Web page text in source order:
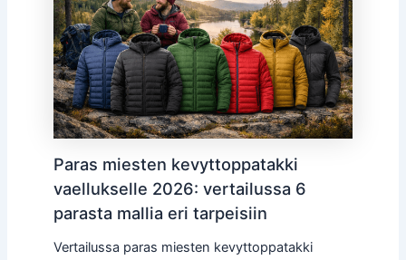
Paras miesten kevyttoppatakki
vaellukselle 2026: vertailussa 6
parasta mallia eri tarpeisiin
Vertailussa paras miesten kevyttoppatakki